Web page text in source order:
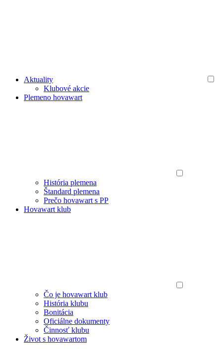
Aktuality
Klubové akcie
Plemeno hovawart
História plemena
Štandard plemena
Prečo hovawart s PP
Hovawart klub
Čo je hovawart klub
História klubu
Bonitácia
Oficiálne dokumenty
Činnosť klubu
Život s hovawartom